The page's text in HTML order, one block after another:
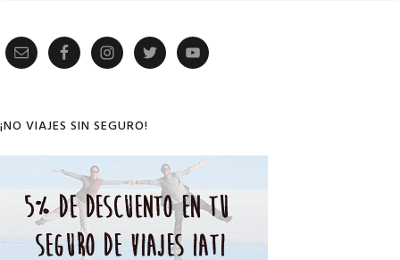
Primary
¡NO VIAJES SIN SEGURO!